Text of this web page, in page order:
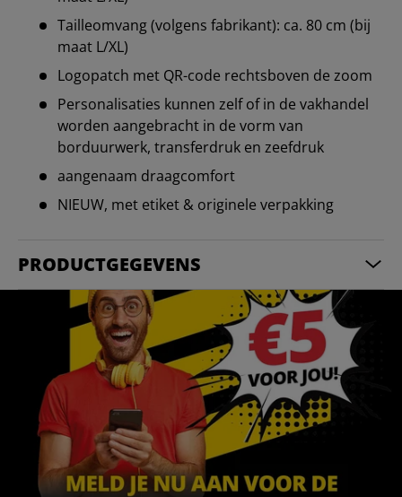
Tailleomvang (volgens fabrikant): ca. 80 cm (bij
maat L/XL)
Logopatch met QR-code rechtsboven de zoom
Personalisaties kunnen zelf of in de vakhandel
worden aangebracht in de vorm van
borduurwerk, transferdruk en zeefdruk
aangenaam draagcomfort
NIEUW, met etiket & originele verpakking
PRODUCTGEGEVENS